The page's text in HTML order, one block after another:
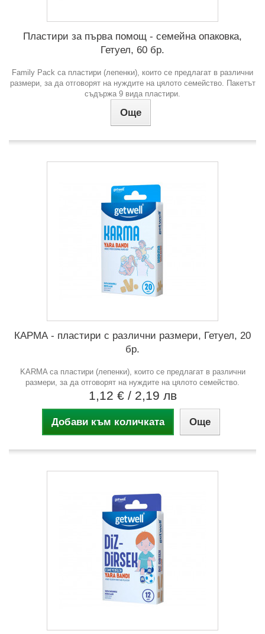
Пластири за първа помощ - семейна опаковка,
Гетуел, 60 бр.
Family Pack са пластири (лепенки), които се предлагат в различни
размери, за да отговорят на нуждите на цялото семейство. Пакетът
съдържа 9 вида пластири.
Още
КАРМА - пластири с различни размери, Гетуел, 20
бр.
KARMA са пластири (лепенки), които се предлагат в различни
размери, за да отговорят на нуждите на цялото семейство.
1,12 € / 2,19 лв
Добави към количката Още